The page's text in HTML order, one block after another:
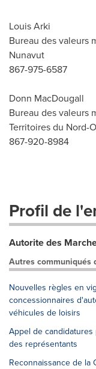
Louis Arki
Bureau des valeurs
Nunavut
867-975-6587
Donn MacDougall
Bureau des valeurs
Territoires du Nord-
867-920-8984
Profil de
Autorite des
Autres communiqués
Nouvelles règles en
concessionnaires
véhicules de loisirs
Appel de
des représentants
Reconnaissance de la